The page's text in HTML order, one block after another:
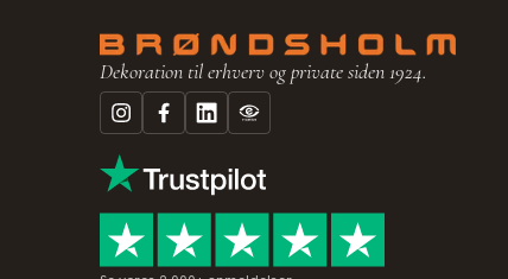
Dekoration til erhverv og private siden 1924.